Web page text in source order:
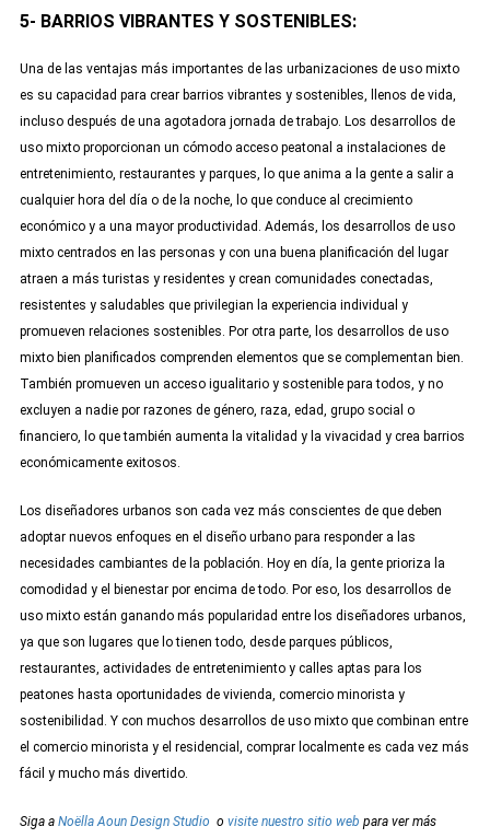
5- BARRIOS VIBRANTES Y SOSTENIBLES:
Una de las ventajas más importantes de las urbanizaciones de uso mixto
es su capacidad para crear barrios vibrantes y sostenibles, llenos de vida,
incluso después de una agotadora jornada de trabajo. Los desarrollos de
uso mixto proporcionan un cómodo acceso peatonal a instalaciones de
entretenimiento, restaurantes y parques, lo que anima a la gente a salir a
cualquier hora del día o de la noche, lo que conduce al crecimiento
económico y a una mayor productividad. Además, los desarrollos de uso
mixto centrados en las personas y con una buena planificación del lugar
atraen a más turistas y residentes y crean comunidades conectadas,
resistentes y saludables que privilegian la experiencia individual y
promueven relaciones sostenibles. Por otra parte, los desarrollos de uso
mixto bien planificados comprenden elementos que se complementan bien.
También promueven un acceso igualitario y sostenible para todos, y no
excluyen a nadie por razones de género, raza, edad, grupo social o
financiero, lo que también aumenta la vitalidad y la vivacidad y crea barrios
económicamente exitosos.
Los diseñadores urbanos son cada vez más conscientes de que deben
adoptar nuevos enfoques en el diseño urbano para responder a las
necesidades cambiantes de la población. Hoy en día, la gente prioriza la
comodidad y el bienestar por encima de todo. Por eso, los desarrollos de
uso mixto están ganando más popularidad entre los diseñadores urbanos,
ya que son lugares que lo tienen todo, desde parques públicos,
restaurantes, actividades de entretenimiento y calles aptas para los
peatones hasta oportunidades de vivienda, comercio minorista y
sostenibilidad. Y con muchos desarrollos de uso mixto que combinan entre
el comercio minorista y el residencial, comprar localmente es cada vez más
fácil y mucho más divertido.
Siga a Noëlla Aoun Design Studio o visite nuestro sitio web para ver más